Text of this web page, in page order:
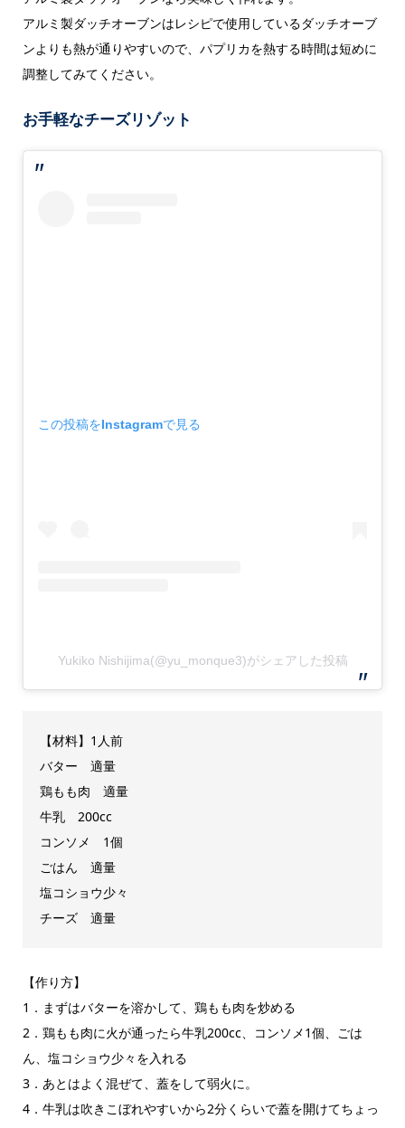
アルミ製ダッチオーブンはレシピで使用しているダッチオーブ
ンよりも熱が通りやすいので、パプリカを熱する時間は短めに
調整してみてください。
お手軽なチーズリゾット
この投稿をInstagramで見る
Yukiko Nishijima(@yu_monque3)がシェアした投稿
【材料】1人前
バター 適量
鶏もも肉 適量
牛乳 200cc
コンソメ 1個
ごはん 適量
塩コショウ少々
チーズ 適量
【作り方】
1．まずはバターを溶かして、鶏もも肉を炒める
2．鶏もも肉に火が通ったら牛乳200cc、コンソメ1個、ごは
ん、塩コショウ少々を入れる
3．あとはよく混ぜて、蓋をして弱火に。
4．牛乳は吹きこぼれやすいから2分くらいで蓋を開けてちょっ